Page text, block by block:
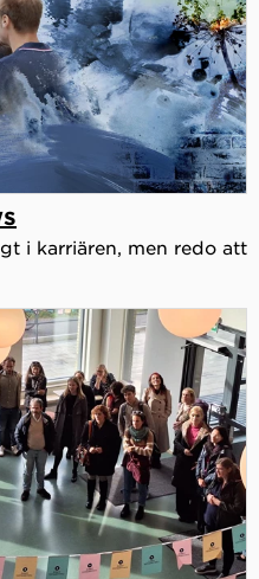
i karriären, men redo att